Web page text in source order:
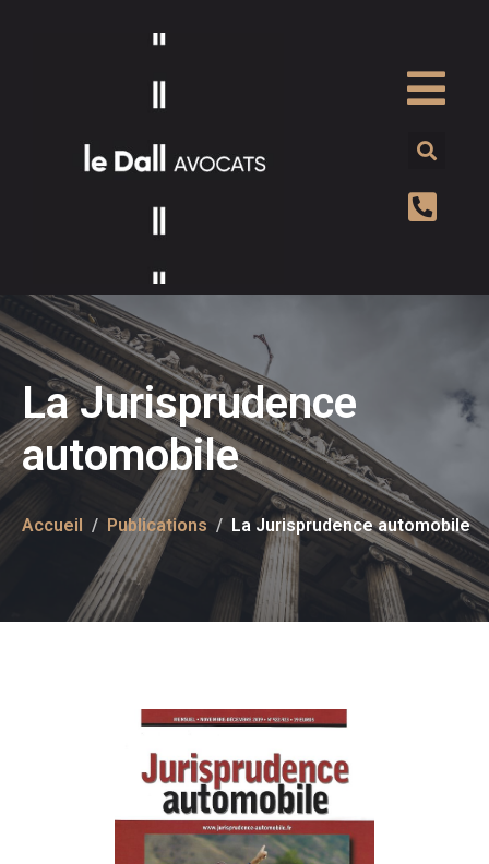
La Jurisprudence
automobile
Accueil Publications La Jurisprudence automobile